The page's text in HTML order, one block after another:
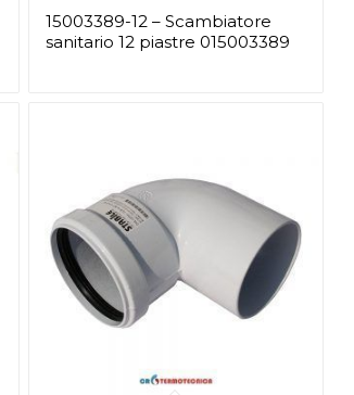
15003389-12 – Scambiatore
sanitario 12 piastre 015003389